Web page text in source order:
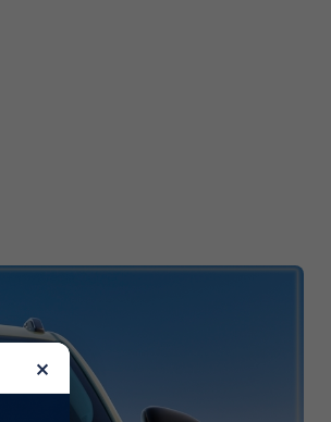
×